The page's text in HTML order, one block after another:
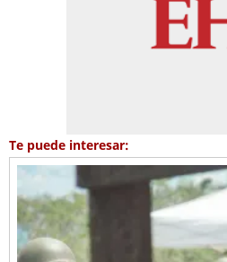
Te puede interesar: